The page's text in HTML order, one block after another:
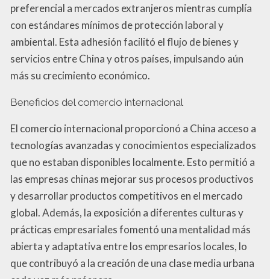
preferencial a mercados extranjeros mientras cumplía
con estándares mínimos de protección laboral y
ambiental. Esta adhesión facilitó el flujo de bienes y
servicios entre China y otros países, impulsando aún
más su crecimiento económico.
Beneficios del comercio internacional
El comercio internacional proporcionó a China acceso a
tecnologías avanzadas y conocimientos especializados
que no estaban disponibles localmente. Esto permitió a
las empresas chinas mejorar sus procesos productivos
y desarrollar productos competitivos en el mercado
global. Además, la exposición a diferentes culturas y
prácticas empresariales fomentó una mentalidad más
abierta y adaptativa entre los empresarios locales, lo
que contribuyó a la creación de una clase media urbana